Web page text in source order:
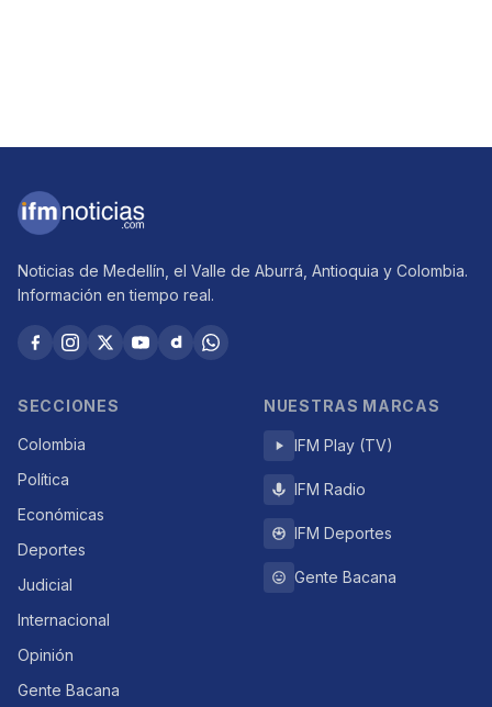
Noticias de Medellín, el Valle de Aburrá, Antioquia y Colombia.
Información en tiempo real.
SECCIONES
Colombia
Política
Económicas
Deportes
Judicial
Internacional
Opinión
Gente Bacana
NUESTRAS MARCAS
IFM Play (TV)
IFM Radio
IFM Deportes
Gente Bacana